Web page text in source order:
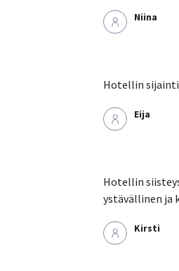
Niina
Hotellin sijainti
Eija
Hotellin
ystävällinen ja
Kirsti